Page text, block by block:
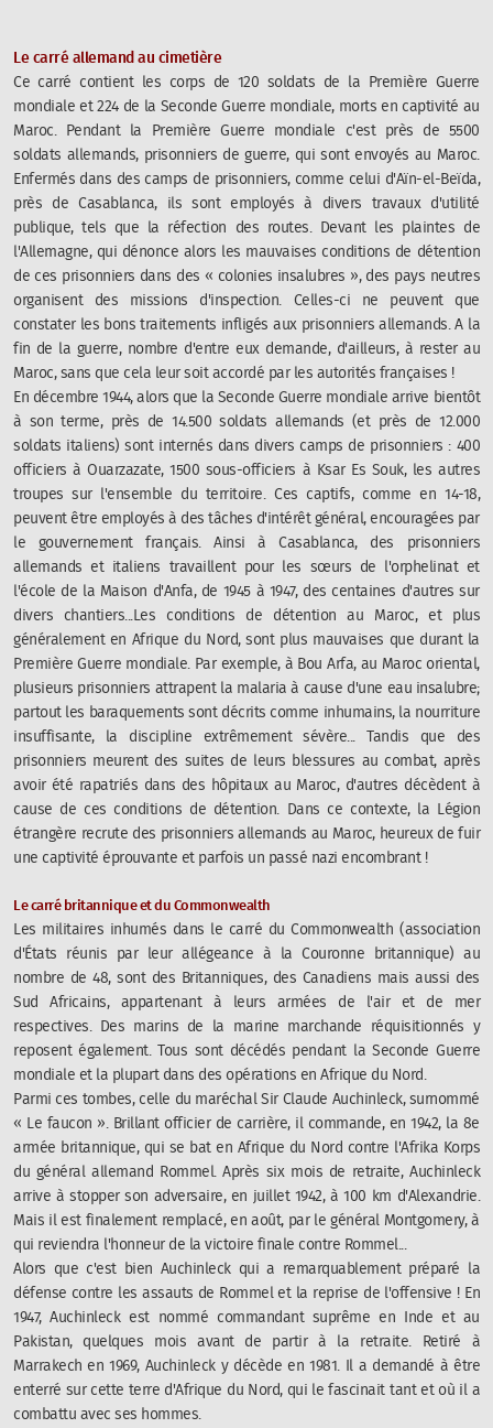
Le carré allemand au cimetière
Ce carré contient les corps de 120 soldats de la Première Guerre
mondiale et 224 de la Seconde Guerre mondiale, morts en captivité au
Maroc. Pendant la Première Guerre mondiale c'est près de 5500
soldats allemands, prisonniers de guerre, qui sont envoyés au Maroc.
Enfermés dans des camps de prisonniers, comme celui d'Aïn-el-Beïda,
près de Casablanca, ils sont employés à divers travaux d'utilité
publique, tels que la réfection des routes. Devant les plaintes de
l'Allemagne, qui dénonce alors les mauvaises conditions de détention
de ces prisonniers dans des « colonies insalubres », des pays neutres
organisent des missions d'inspection. Celles-ci ne peuvent que
constater les bons traitements infligés aux prisonniers allemands. A la
fin de la guerre, nombre d'entre eux demande, d'ailleurs, à rester au
Maroc, sans que cela leur soit accordé par les autorités françaises !
En décembre 1944, alors que la Seconde Guerre mondiale arrive bientôt
à son terme, près de 14.500 soldats allemands (et près de 12.000
soldats italiens) sont internés dans divers camps de prisonniers : 400
officiers à Ouarzazate, 1500 sous-officiers à Ksar Es Souk, les autres
troupes sur l'ensemble du territoire. Ces captifs, comme en 14-18,
peuvent être employés à des tâches d'intérêt général, encouragées par
le gouvernement français. Ainsi à Casablanca, des prisonniers
allemands et italiens travaillent pour les sœurs de l'orphelinat et
l'école de la Maison d'Anfa, de 1945 à 1947, des centaines d'autres sur
divers chantiers...Les conditions de détention au Maroc, et plus
généralement en Afrique du Nord, sont plus mauvaises que durant la
Première Guerre mondiale. Par exemple, à Bou Arfa, au Maroc oriental,
plusieurs prisonniers attrapent la malaria à cause d'une eau insalubre;
partout les baraquements sont décrits comme inhumains, la nourriture
insuffisante, la discipline extrêmement sévère... Tandis que des
prisonniers meurent des suites de leurs blessures au combat, après
avoir été rapatriés dans des hôpitaux au Maroc, d'autres décèdent à
cause de ces conditions de détention. Dans ce contexte, la Légion
étrangère recrute des prisonniers allemands au Maroc, heureux de fuir
une captivité éprouvante et parfois un passé nazi encombrant !
Le carré britannique et du Commonwealth
Les militaires inhumés dans le carré du Commonwealth (association
d'États réunis par leur allégeance à la Couronne britannique) au
nombre de 48, sont des Britanniques, des Canadiens mais aussi des
Sud Africains, appartenant à leurs armées de l'air et de mer
respectives. Des marins de la marine marchande réquisitionnés y
reposent également. Tous sont décédés pendant la Seconde Guerre
mondiale et la plupart dans des opérations en Afrique du Nord.
Parmi ces tombes, celle du maréchal Sir Claude Auchinleck, surnommé
« Le faucon ». Brillant officier de carrière, il commande, en 1942, la 8e
armée britannique, qui se bat en Afrique du Nord contre l'Afrika Korps
du général allemand Rommel. Après six mois de retraite, Auchinleck
arrive à stopper son adversaire, en juillet 1942, à 100 km d'Alexandrie.
Mais il est finalement remplacé, en août, par le général Montgomery, à
qui reviendra l'honneur de la victoire finale contre Rommel...
Alors que c'est bien Auchinleck qui a remarquablement préparé la
défense contre les assauts de Rommel et la reprise de l'offensive ! En
1947, Auchinleck est nommé commandant suprême en Inde et au
Pakistan, quelques mois avant de partir à la retraite. Retiré à
Marrakech en 1969, Auchinleck y décède en 1981. Il a demandé à être
enterré sur cette terre d'Afrique du Nord, qui le fascinait tant et où il a
combattu avec ses hommes.